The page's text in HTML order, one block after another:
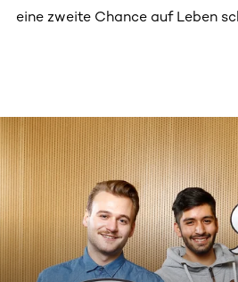
eine zweite Chance auf Leben